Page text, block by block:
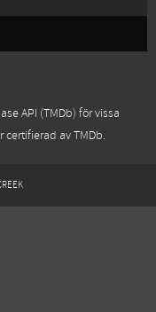
API (TMDb) för vissa
av TMDb.